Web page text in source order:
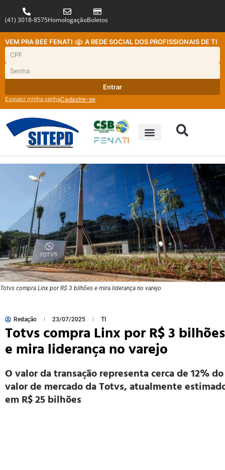
(41) 3018-8575HomologaçãoBoletos
VEM PRA BEE FENATI A REDE SOCIAL DOS PROFISSIONAIS DE TI
Entrar
Esqueci minha senhaCadastre-se
Totvs compra Linx por R$ 3 bilhões e mira liderança no varejo
Redação 23/07/2025 TI
Totvs compra Linx por R$ 3 bilhões
e mira liderança no varejo
O valor da transação representa cerca de 12% do
valor de mercado da Totvs, atualmente
em R$ 25 bilhões